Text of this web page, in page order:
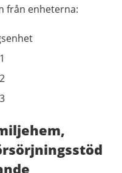
från enheterna: